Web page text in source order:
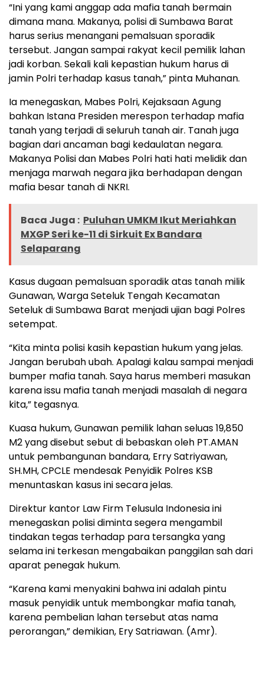
“Ini yang kami anggap ada mafia tanah bermain
dimana mana. Makanya, polisi di Sumbawa Barat
harus serius menangani pemalsuan sporadik
tersebut. Jangan sampai rakyat kecil pemilik lahan
jadi korban. Sekali kali kepastian hukum harus di
jamin Polri terhadap kasus tanah,” pinta Muhanan.
Ia menegaskan, Mabes Polri, Kejaksaan Agung
bahkan Istana Presiden merespon terhadap mafia
tanah yang terjadi di seluruh tanah air. Tanah juga
bagian dari ancaman bagi kedaulatan negara.
Makanya Polisi dan Mabes Polri hati hati melidik dan
menjaga marwah negara jika berhadapan dengan
mafia besar tanah di NKRI.
Baca Juga : Puluhan UMKM Ikut Meriahkan
MXGP Seri ke-11 di Sirkuit Ex Bandara
Selaparang
Kasus dugaan pemalsuan sporadik atas tanah milik
Gunawan, Warga Seteluk Tengah Kecamatan
Seteluk di Sumbawa Barat menjadi ujian bagi Polres
setempat.
“Kita minta polisi kasih kepastian hukum yang jelas.
Jangan berubah ubah. Apalagi kalau sampai menjadi
bumper mafia tanah. Saya harus memberi masukan
karena issu mafia tanah menjadi masalah di negara
kita,” tegasnya.
Kuasa hukum, Gunawan pemilik lahan seluas 19,850
M2 yang disebut sebut di bebaskan oleh PT.AMAN
untuk pembangunan bandara, Erry Satriyawan,
SH.MH, CPCLE mendesak Penyidik Polres KSB
menuntaskan kasus ini secara jelas.
Direktur kantor Law Firm Telusula Indonesia ini
menegaskan polisi diminta segera mengambil
tindakan tegas terhadap para tersangka yang
selama ini terkesan mengabaikan panggilan sah dari
aparat penegak hukum.
“Karena kami menyakini bahwa ini adalah pintu
masuk penyidik untuk membongkar mafia tanah,
karena pembelian lahan tersebut atas nama
perorangan,” demikian, Ery Satriawan. (Amr).